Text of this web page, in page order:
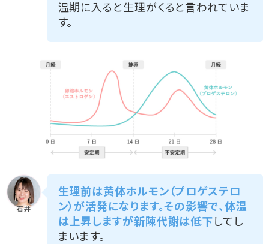
温期に入ると生理がくると言われていま
す。
生理前は黄体ホルモン（プロゲステロ
ン）が活発になります。その影響で、体温
は上昇しますが新陳代謝は低下 してし
まいます。